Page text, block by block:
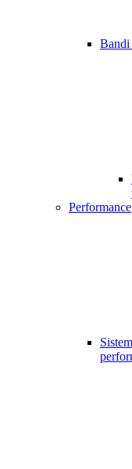
Bandi
Performance